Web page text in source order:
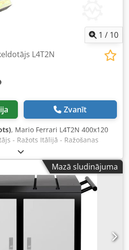
1 / 10
L4T2N
Zvanīt
, Mario Ferrari L4T2N 400x120
- Ražots Itālijā - Ražošanas
- Ieejas platums: 400
mm - Motora jauda: 45 kW -
piedziņas zobstienis
- Divas apakšējā piedziņas
transportieris 2500 mm - Divi
400 mm - Rotora
Mazā sludinājuma